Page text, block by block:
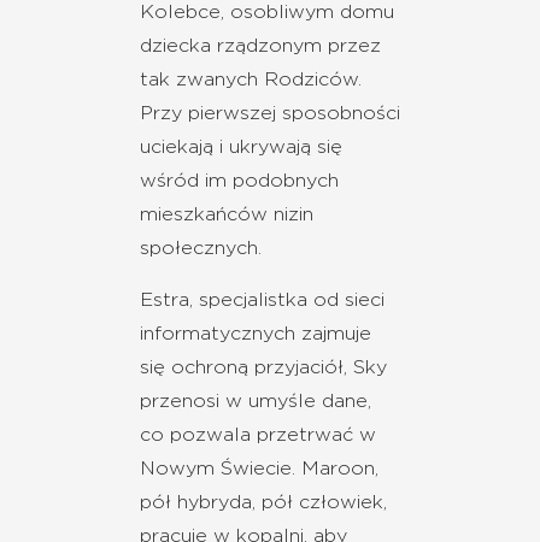
Kolebce, osobliwym domu
dziecka rządzonym przez
tak zwanych Rodziców.
Przy pierwszej sposobności
uciekają i ukrywają się
wśród im podobnych
mieszkańców nizin
społecznych.
Estra, specjalistka od sieci
informatycznych zajmuje
się ochroną przyjaciół, Sky
przenosi w umyśle dane,
co pozwala przetrwać w
Nowym Świecie. Maroon,
pół hybryda, pół człowiek,
pracuje w kopalni, aby